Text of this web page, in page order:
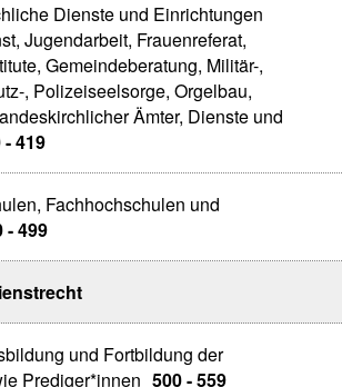
Dienste und Einrichtungen
Jugendarbeit, Frauenreferat,
Gemeindeberatung, Militär-,
, Polizeiseelsorge, Orgelbau,
Ämter, Dienste und
- 419
Fachhochschulen und
- 499
und Fortbildung der
Prediger*innen 500 - 559